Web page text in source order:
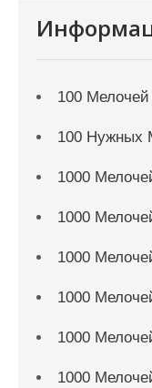
100 Мелочей
100 Нужных
1000
1000
1000
1000
1000
1000